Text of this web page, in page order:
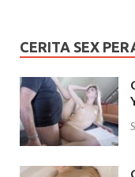
CERITA SEX